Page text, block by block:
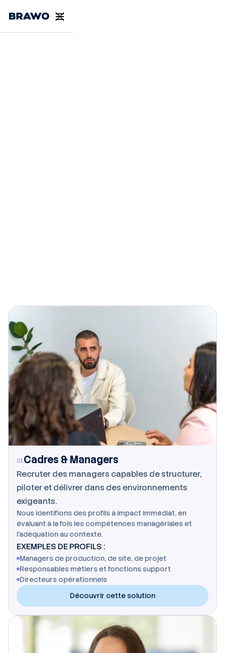
01Cadres & Managers
Recruter des managers capables de structurer,
piloter et délivrer dans des environnements
exigeants.
Nous identifions des profils à impact immédiat, en
évaluant à la fois les compétences managériales et
l'adéquation au contexte.
EXEMPLES DE PROFILS :
Managers de production, de site, de projet
Responsables métiers et fonctions support
Directeurs opérationnels
Découvrir cette solution